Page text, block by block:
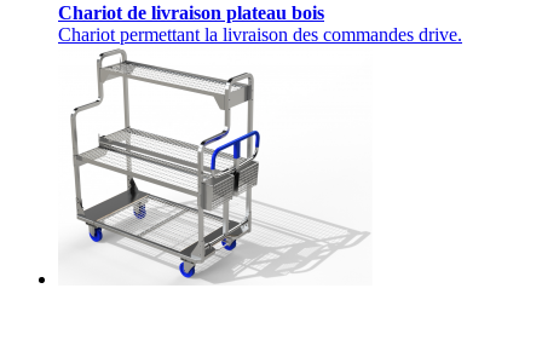
Chariot de livraison plateau bois
Chariot permettant la livraison des commandes drive.